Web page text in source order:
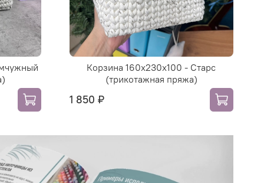
Корзина 160х230х100 - Старс
(трикотажная пряжа)
1 850 ₽